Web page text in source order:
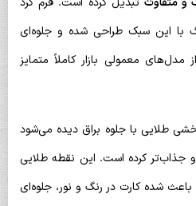
با این سبک طراحی شده و جلوه‌ای
معمولی بازار کاملاً متمایز
طلایی با جلوه براق دیده می‌شود
جذاب‌تر کرده است. این نقطه طلایی
باعث شده کارت در رنگ و نور، جلوه‌ای